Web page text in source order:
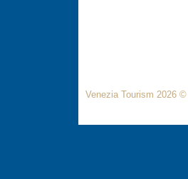
Venezia Tourism 2026 ©